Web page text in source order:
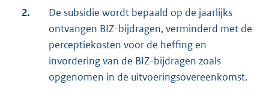
2.
De subsidie wordt bepaald op de jaarlijks
ontvangen BIZ-bijdragen, verminderd met de
perceptiekosten voor de heffing en
invordering van de BIZ-bijdragen zoals
opgenomen in de uitvoeringsovereenkomst.